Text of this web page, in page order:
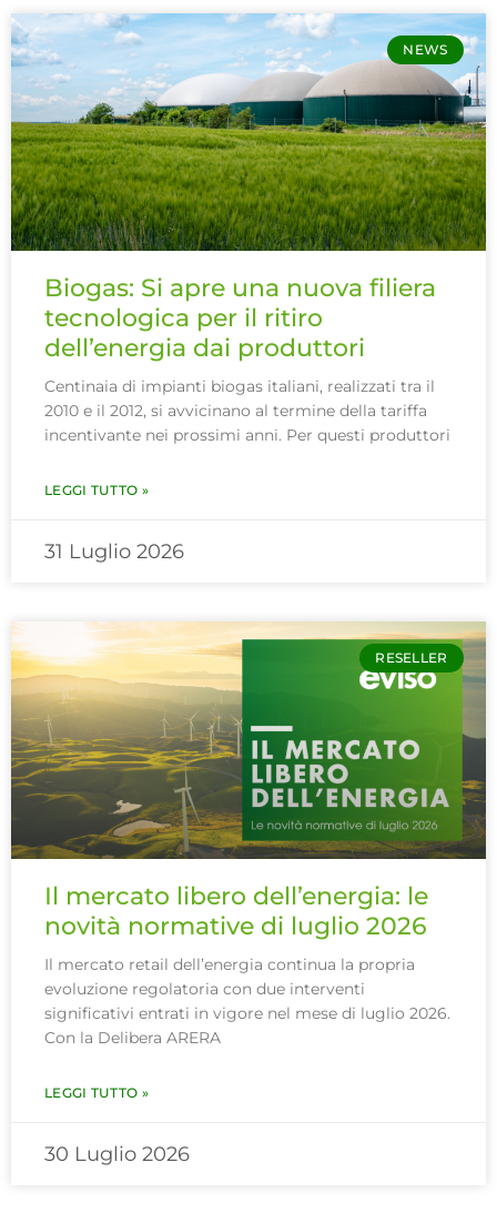
NEWS
Biogas: Si apre una nuova filiera
tecnologica per il ritiro
dell’energia dai produttori
Centinaia di impianti biogas italiani, realizzati tra il
2010 e il 2012, si avvicinano al termine della tariffa
incentivante nei prossimi anni. Per questi produttori
LEGGI TUTTO »
31 Luglio 2026
RESELLER
Il mercato libero dell’energia: le
novità normative di luglio 2026
Il mercato retail dell’energia continua la propria
evoluzione regolatoria con due interventi
significativi entrati in vigore nel mese di luglio 2026.
Con la Delibera ARERA
LEGGI TUTTO »
30 Luglio 2026